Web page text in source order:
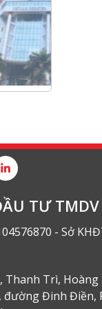
năm
năm
Hạ
Sơn
TƯ
- Sở
Thanh Trì, Hoàng
đường Đinh Điền,